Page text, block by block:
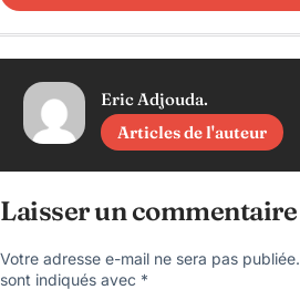
Eric Adjouda.
Articles de l'auteur
Laisser un commentaire
Votre adresse e-mail ne sera pas publiée.
sont indiqués avec *